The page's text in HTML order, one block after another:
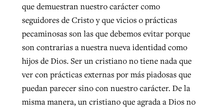
que demuestran nuestro carácter como
seguidores de Cristo y que vicios o prácticas
pecaminosas son las que debemos evitar porque
son contrarias a nuestra nueva identidad como
hijos de Dios. Ser un cristiano no tiene nada que
ver con prácticas externas por más piadosas que
puedan parecer sino con nuestro carácter. De la
misma manera, un cristiano que agrada a Dios no